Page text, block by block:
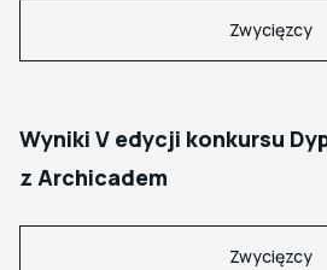
Zwycięzcy
Wyniki V edycji konkursu
z Archicadem
Zwycięzcy